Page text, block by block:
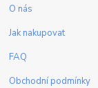
O nás
Jak nakupovat
FAQ
Obchodní podmínky